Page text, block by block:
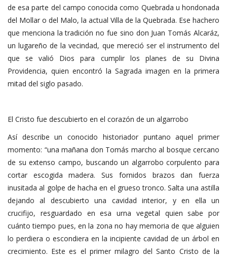
de esa parte del campo conocida como Quebrada u hondonada
del Mollar o del Malo, la actual Villa de la Quebrada. Ese hachero
que menciona la tradición no fue sino don Juan Tomás Alcaráz,
un lugareño de la vecindad, que mereció ser el instrumento del
que se valió Dios para cumplir los planes de su Divina
Providencia, quien encontró la Sagrada imagen en la primera
mitad del siglo pasado.
El Cristo fue descubierto en el corazón de un algarrobo
Así describe un conocido historiador puntano aquel primer
momento: “una mañana don Tomás marcho al bosque cercano
de su extenso campo, buscando un algarrobo corpulento para
cortar escogida madera. Sus fornidos brazos dan fuerza
inusitada al golpe de hacha en el grueso tronco. Salta una astilla
dejando al descubierto una cavidad interior, y en ella un
crucifijo, resguardado en esa urna vegetal quien sabe por
cuánto tiempo pues, en la zona no hay memoria de que alguien
lo perdiera o escondiera en la incipiente cavidad de un árbol en
crecimiento. Este es el primer milagro del Santo Cristo de la